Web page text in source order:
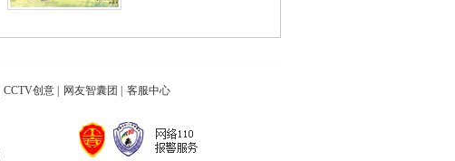
CCTV创意 网友智囊团 客服中心